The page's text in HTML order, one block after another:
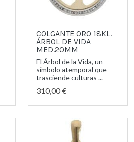
COLGANTE ORO 18KL.
ÁRBOL DE VIDA
MED.20MM
El Árbol de la Vida, un
símbolo atemporal que
trasciende culturas ...
310,00 €